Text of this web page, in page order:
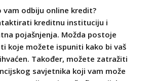
vam odbiju online kredit?
kreditnu instituciju i
pojašnjenja. Možda postoje
koje možete ispuniti kako bi vaš
Također, možete zatražiti
savjetnika koji vam može